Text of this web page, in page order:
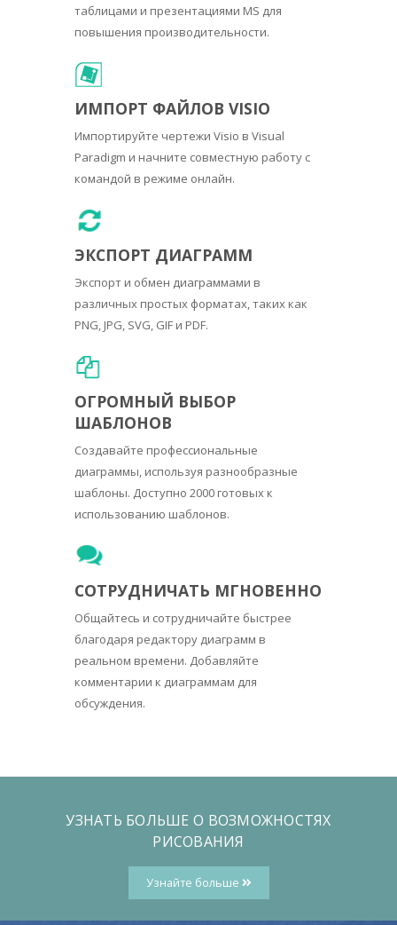
таблицами и презентациями MS для
повышения производительности.
ИМПОРТ ФАЙЛОВ VISIO
Импортируйте чертежи Visio в Visual
Paradigm и начните совместную работу с
командой в режиме онлайн.
ЭКСПОРТ ДИАГРАММ
Экспорт и обмен диаграммами в
различных простых форматах, таких как
PNG, JPG, SVG, GIF и PDF.
ОГРОМНЫЙ ВЫБОР
ШАБЛОНОВ
Создавайте профессиональные
диаграммы, используя разнообразные
шаблоны. Доступно 2000 готовых к
использованию шаблонов.
СОТРУДНИЧАТЬ МГНОВЕННО
Общайтесь и сотрудничайте быстрее
благодаря редактору диаграмм в
реальном времени. Добавляйте
комментарии к диаграммам для
обсуждения.
УЗНАТЬ БОЛЬШЕ О ВОЗМОЖНОСТЯХ
РИСОВАНИЯ
Узнайте больше